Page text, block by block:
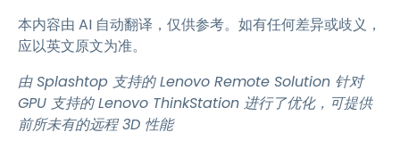
本内容由 AI 自动翻译，仅供参考。如有任何差异或歧义，
应以英文原文为准。
由 Splashtop 支持的 Lenovo Remote Solution 针对
GPU 支持的 Lenovo ThinkStation 进行了优化，可提供
前所未有的远程 3D 性能